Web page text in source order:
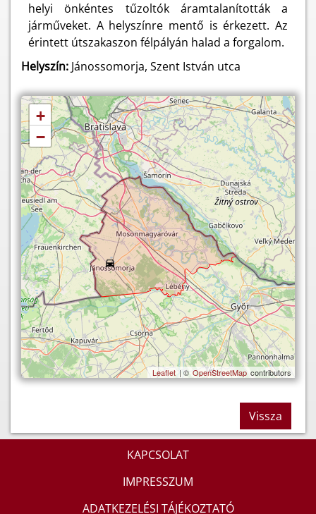
helyi önkéntes tűzoltók áramtalanították a
járműveket. A helyszínre mentő is érkezett. Az
érintett útszakaszon félpályán halad a forgalom.
Helyszín: Jánossomorja, Szent István utca
+
−
Leaflet | © OpenStreetMap contributors
Vissza
KAPCSOLAT
IMPRESSZUM
ADATKEZELÉSI TÁJÉKOZTATÓ